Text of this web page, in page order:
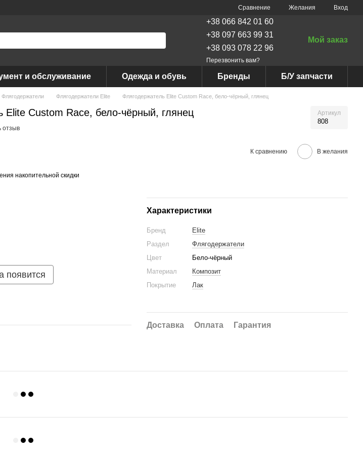
Сравнение Желания Вход
+38 066 842 01 60
+38 097 663 99 31
+38 093 078 22 96
Перезвонить вам?
Мой заказ
и обслуживание Одежда и обувь Бренды Б/У запчасти
Флягодержатели Флягодержатели Elite Флягодержатель Elite Custom Race, бело-чёрный, глянец
Elite Custom Race, бело-чёрный, глянец Артикул
808
отзыв
К сравнению В желания
накопительной скидки
появится
Характеристики
Бренд
Elite
Раздел
Флягодержатели
Цвет
Бело-чёрный
Материал
Композит
Покрытие
Лак
Доставка Оплата
Гарантия